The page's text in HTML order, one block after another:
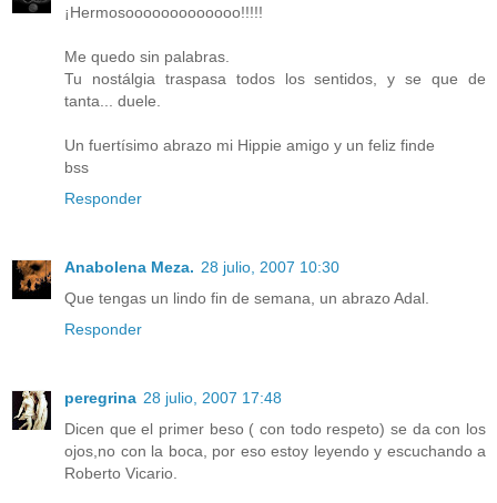
¡Hermosooooooooooooo!!!!!
Me quedo sin palabras.
Tu nostálgia traspasa todos los sentidos, y se que de
tanta... duele.
Un fuertísimo abrazo mi Hippie amigo y un feliz finde
bss
Responder
Anabolena Meza. 28 julio, 2007 10:30
Que tengas un lindo fin de semana, un abrazo Adal.
Responder
peregrina 28 julio, 2007 17:48
Dicen que el primer beso ( con todo respeto) se da con los
ojos,no con la boca, por eso estoy leyendo y escuchando a
Roberto Vicario.